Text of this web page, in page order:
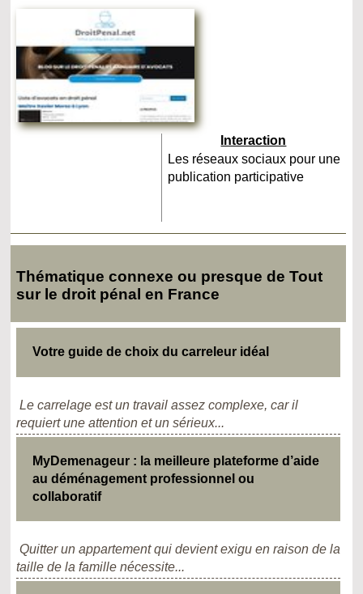
Interaction
Les réseaux sociaux pour une
publication participative
Thématique connexe ou presque de Tout
sur le droit pénal en France
Votre guide de choix du carreleur idéal
Le carrelage est un travail assez complexe, car il
requiert une attention et un sérieux...
MyDemenageur : la meilleure plateforme d’aide
au déménagement professionnel ou
collaboratif
Quitter un appartement qui devient exigu en raison de la
taille de la famille nécessite...